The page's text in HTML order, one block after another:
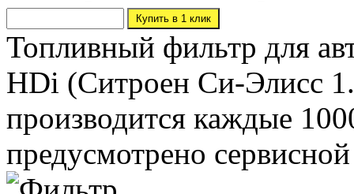
Топливный фильтр для
HDi (Ситроен Си-Элисс
производится каждые
предусмотрено